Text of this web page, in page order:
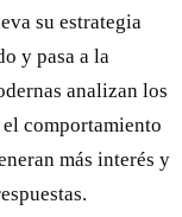
su estrategia
y pasa a la
analizan los
el comportamiento
más interés y